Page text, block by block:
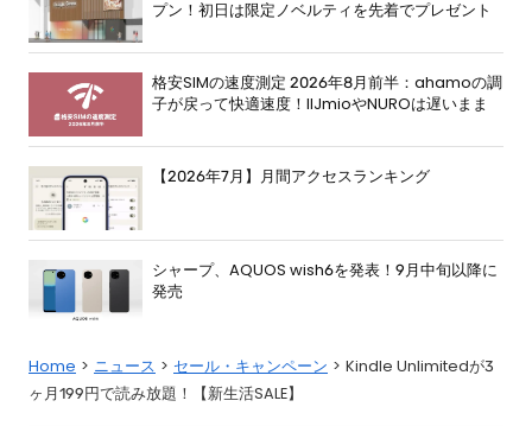
プン！初日は限定ノベルティを先着でプレゼント
格安SIMの速度測定 2026年8月前半：ahamoの調
子が戻って快適速度！IIJmioやNUROは遅いまま
【2026年7月】月間アクセスランキング
シャープ、AQUOS wish6を発表！9月中旬以降に
発売
Home ニュース セール・キャンペーン
Kindle Unlimitedが3
ヶ月199円で読み放題！【新生活SALE】